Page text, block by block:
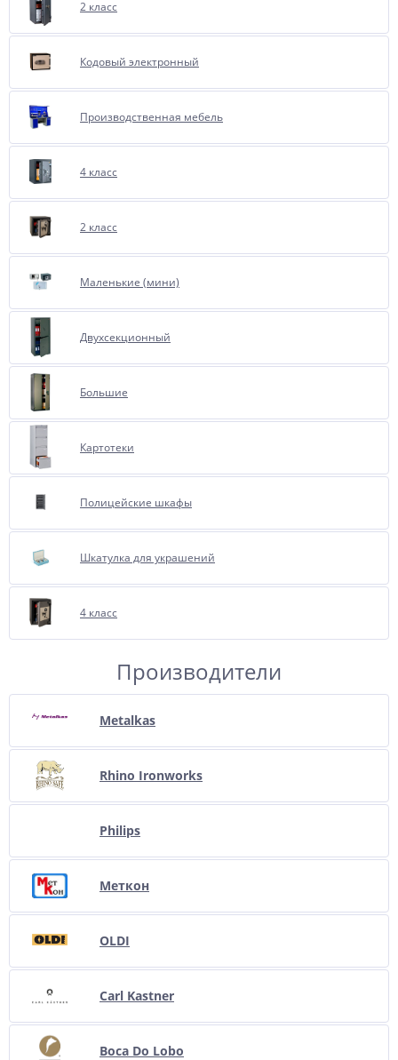
2 класс
Кодовый электронный
Производственная мебель
4 класс
2 класс
Маленькие (мини)
Двухсекционный
Большие
Картотеки
Полицейские шкафы
Шкатулка для украшений
4 класс
Производители
Metalkas
Rhino Ironworks
Philips
Меткон
OLDI
Carl Kastner
Boca Do Lobo